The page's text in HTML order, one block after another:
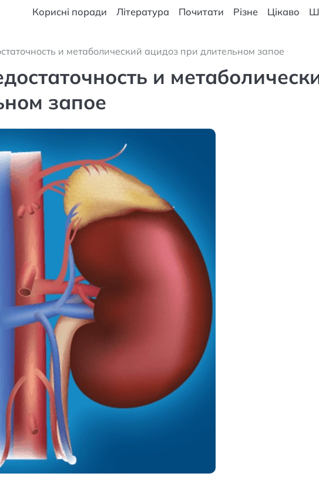
Корисні поради Література Почитати Різне Цікаво
и метаболический ацидоз при длительном запое
и
запое